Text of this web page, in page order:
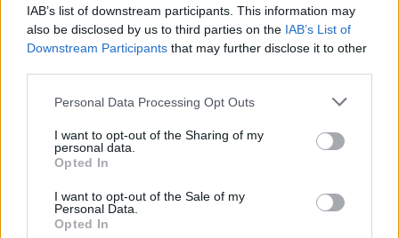
IAB’s list of downstream participants. This information may
also be disclosed by us to third parties on the IAB’s List of
Downstream Participants that may further disclose it to other
Personal Data Processing Opt Outs
I want to opt-out of the Sharing of my
personal data.
Opted In
I want to opt-out of the Sale of my
Personal Data.
Opted In
Fruchtiges Zwetschkenkompott
Leicht
Zwetschkenröster
Leicht